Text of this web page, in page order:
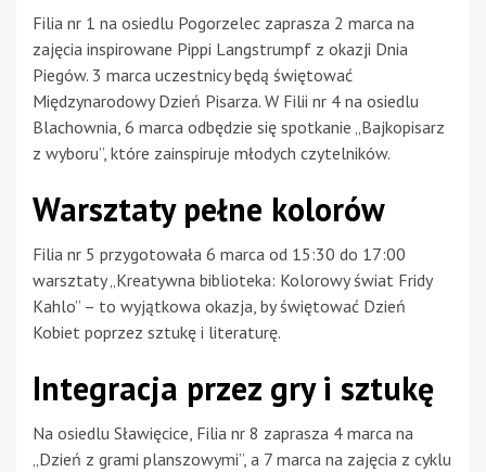
Filia nr 1 na osiedlu Pogorzelec zaprasza 2 marca na
zajęcia inspirowane Pippi Langstrumpf z okazji Dnia
Piegów. 3 marca uczestnicy będą świętować
Międzynarodowy Dzień Pisarza. W Filii nr 4 na osiedlu
Blachownia, 6 marca odbędzie się spotkanie „Bajkopisarz
z wyboru”, które zainspiruje młodych czytelników.
Warsztaty pełne kolorów
Filia nr 5 przygotowała 6 marca od 15:30 do 17:00
warsztaty „Kreatywna biblioteka: Kolorowy świat Fridy
Kahlo” – to wyjątkowa okazja, by świętować Dzień
Kobiet poprzez sztukę i literaturę.
Integracja przez gry i sztukę
Na osiedlu Sławięcice, Filia nr 8 zaprasza 4 marca na
„Dzień z grami planszowymi”, a 7 marca na zajęcia z cyklu